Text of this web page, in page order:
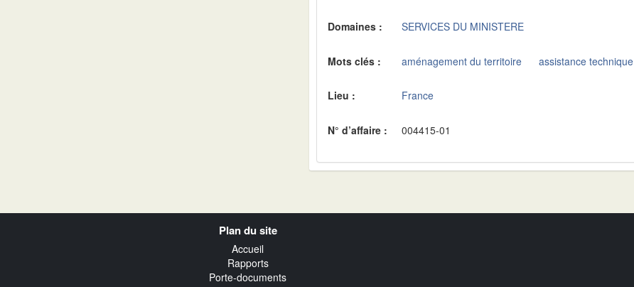
Domaines : SERVICES DU MINISTERE
Mots clés : aménagement du territoire assistance technique
Lieu : France
N° d’affaire : 004415-01
Plan du site
Accueil
Rapports
Porte-documents